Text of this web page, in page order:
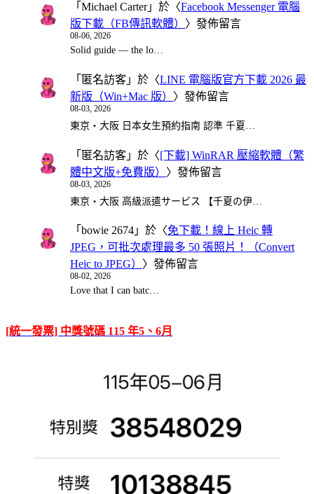
「 Michael Carter」於〈Facebook Messenger 電腦
版下載（FB傳訊軟體） 〉發佈留言
08-06, 2026
Solid guide — the lo…
「 匿名訪客 」於〈LINE 電腦版官方下載 2026 最
新版（Win+Mac 版） 〉發佈留言
08-03, 2026
東京・大阪 日本女生預約指南 認準 千夏…
「 匿名訪客 」於〈[下載] WinRAR 壓縮軟體（繁
體中文版+免費版） 〉發佈留言
08-03, 2026
東京・大阪 高級派遣サービス 【千夏の伊…
「 bowie 2674 」於〈免下載！線上 Heic 轉
JPEG，可批次處理最多 50 張照片！（Convert
Heic to JPEG） 〉發佈留言
08-02, 2026
Love that I can batc…
[統一發票] 中獎號碼 115 年5、6月